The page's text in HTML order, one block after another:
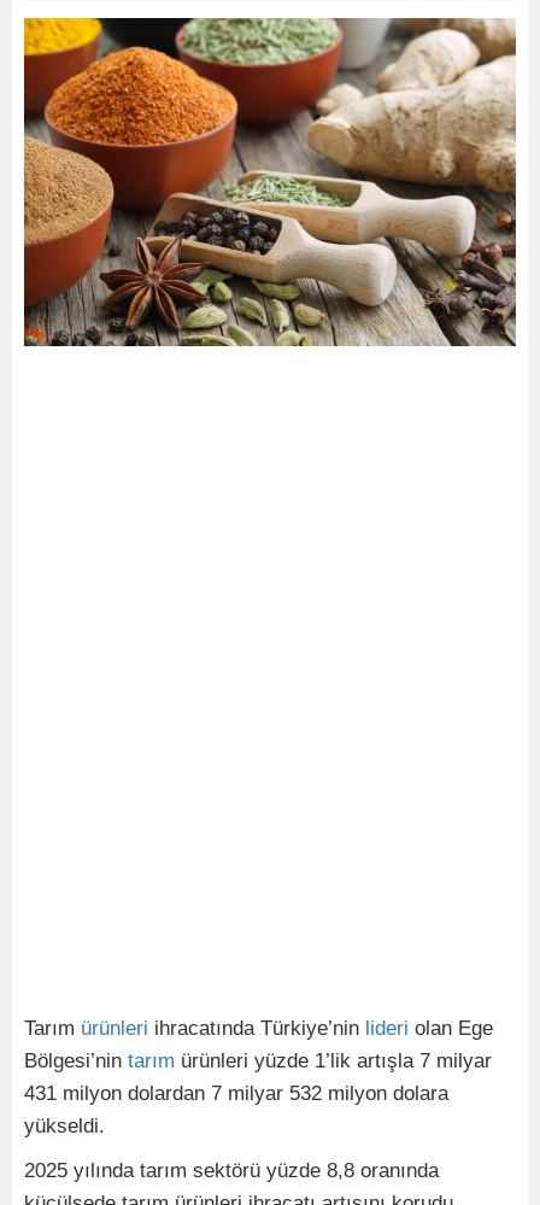
Tarım ürünleri ihracatında Türkiye’nin lideri olan Ege
Bölgesi’nin tarım ürünleri yüzde 1’lik artışla 7 milyar
431 milyon dolardan 7 milyar 532 milyon dolara
yükseldi.
2025 yılında tarım sektörü yüzde 8,8 oranında